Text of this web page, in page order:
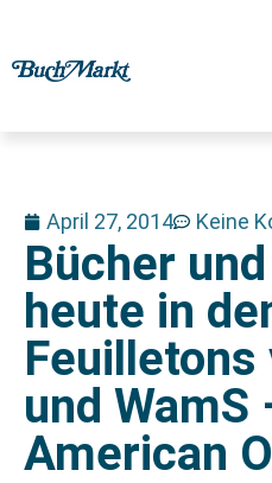
April 27, 2014 Keine
Bücher
heute in
Feuilletons
und WamS
American